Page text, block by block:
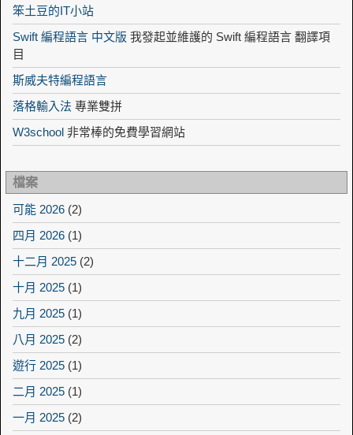
笨土豆的IT小站
Swift 編程語言 中文版 我發起並維護的 Swift 編程語言 翻譯項
目
斯威夫特編程語言
落格輸入法 專業雙拼
W3school 非常棒的免費學習網站
檔案
可能 2026 (2)
四月 2026 (1)
十二月 2025 (2)
十月 2025 (1)
九月 2025 (1)
八月 2025 (2)
遊行 2025 (1)
二月 2025 (1)
一月 2025 (2)